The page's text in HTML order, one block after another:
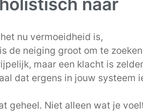
nu vermoeidheid is,
de neiging groot om te zoeken
maar een klacht is
dat ergens in jouw systeem
geheel. Niet alleen wat je